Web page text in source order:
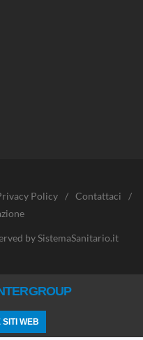
Policy / Contattaci
/
by SistemaSanitario.it
WEB